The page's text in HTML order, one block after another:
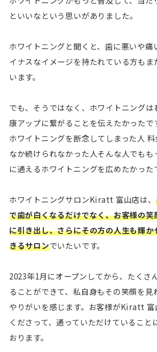
といいなという思いがありました。
ホワイトニングと聞くと、歯に悪いや痛
イナスなイメージを持たれている方もま
います。
でも、そうではなく、ホワイトニングは
康アップに繋がることを伝えたかったで
ホワイトニングを断念してしまった人
なか続けられなかった人そんな人でもも
に通えるホワイトニングを広めたかった
ホワイトニングサロンKiratt 富山店は、
で歯が白くなるだけでなく、お客様の
に引き出し、さらにその方の人生も輝
きるサロンでいたいです。
2023年1月にオープンしてから、たくさ
ることができて、私自身もその笑顔を見
やりがいを感じます。お客様がKiratt 富
くださって、通っていただけていること
おります。